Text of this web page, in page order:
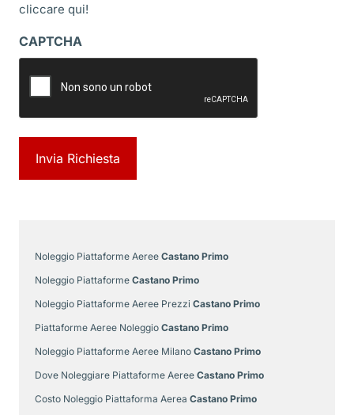
cliccare qui!
CAPTCHA
Noleggio Piattaforme Aeree Castano Primo
Noleggio Piattaforme Castano Primo
Noleggio Piattaforme Aeree Prezzi Castano Primo
Piattaforme Aeree Noleggio Castano Primo
Noleggio Piattaforme Aeree Milano Castano Primo
Dove Noleggiare Piattaforme Aeree Castano Primo
Costo Noleggio Piattaforma Aerea Castano Primo